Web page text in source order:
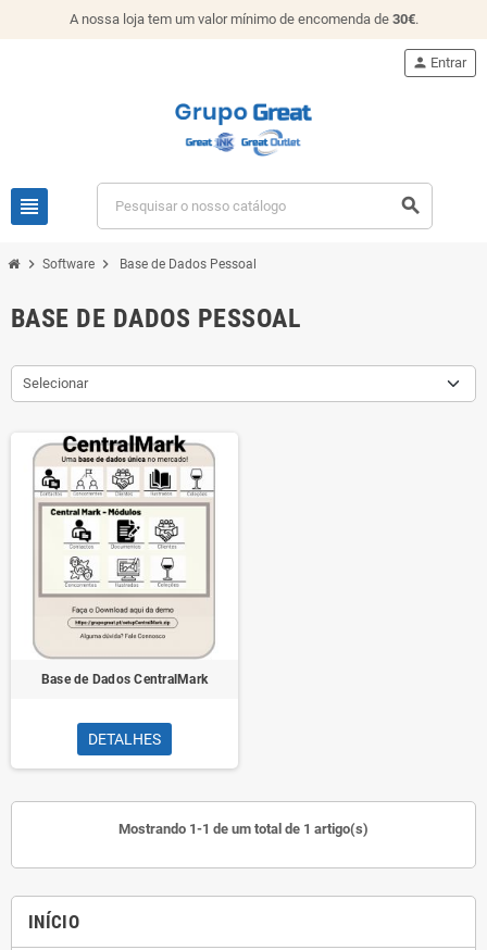
A nossa loja tem um valor mínimo de encomenda de 30€.
view_headline search
person Entrar
chevron_right Software chevron_right Base de Dados Pessoal
INÍCIO
BASE DE DADOS PESSOAL
Selecionar
Base de Dados CentralMark
DETALHES
Mostrando 1-1 de um total de 1 artigo(s)